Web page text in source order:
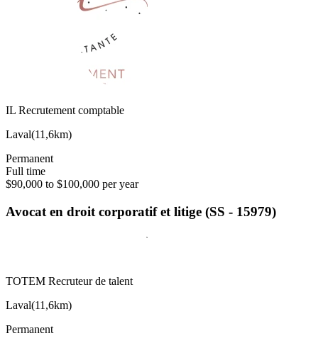
IL Recrutement comptable
Laval(11,6km)
Permanent
Full time
$90,000 to $100,000 per year
Avocat en droit corporatif et litige (SS - 15979)
TOTEM Recruteur de talent
Laval(11,6km)
Permanent